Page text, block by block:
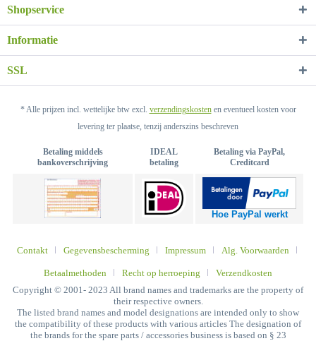
Shopservice
Informatie
SSL
* Alle prijzen incl. wettelijke btw excl. verzendingskostenen eventueel kosten voor
levering ter plaatse, tenzij anderszins beschreven
Betaling middels
bankoverschrijving
IDEAL
betaling
Betaling via PayPal,
Creditcard
Hoe PayPal werkt
Contakt Gegevensbescherming Impressum Alg. Voorwaarden
Betaalmethoden Recht op herroeping
Verzendkosten
Copyright © 2001- 2023 All brand names and trademarks are the property of
their respective owners.
The listed brand names and model designations are intended only to show
the compatibility of these products with various articles The designation of
the brands for the spare parts / accessories business is based on § 23